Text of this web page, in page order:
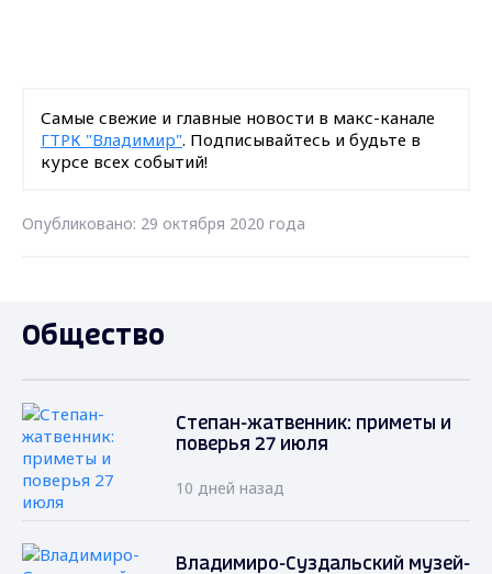
Самые свежие и главные новости в макс-канале
ГТРК "Владимир". Подписывайтесь и будьте в
курсе всех событий!
Опубликовано: 29 октября 2020 года
Общество
Степан-жатвенник: приметы и
поверья 27 июля
10 дней назад
Владимиро-Суздальский музей-